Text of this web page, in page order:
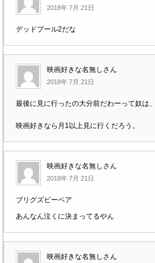
2018年 7月 21日
デッドプール2だな
映画好きな名無しさん
2018年 7月 21日
最後に見に行ったの大分前だわーって奴は
映画好きなら月1以上見に行くだろう。
映画好きな名無しさん
2018年 7月 21日
ブリグズビーベア
あんなん泣くに決まってるやん
映画好きな名無しさん